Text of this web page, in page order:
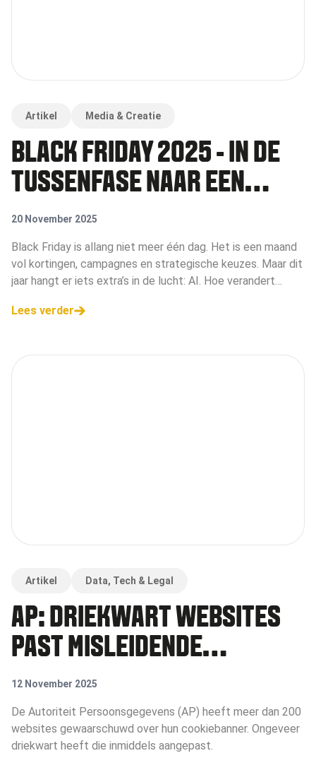
Artikel Media & Creatie
BLACK FRIDAY 2025 - IN DE
TUSSENFASE NAAR EEN
NIEUW ZOEKLANDSCHAP?
20 November 2025
Black Friday is allang niet meer één dag. Het is een maand
vol kortingen, campagnes en strategische keuzes. Maar dit
jaar hangt er iets extra’s in de lucht: AI. Hoe verandert
zoeken en merken adverteren tijdens deze periode?
Lees verder
Artikel Data, Tech & Legal
AP: DRIEKWART WEBSITES
PAST MISLEIDENDE
COOKIEBANNER AAN NA
WAARSCHUWING,
ONDERZOEK GESTART NAAR
12 November 2025
De Autoriteit Persoonsgegevens (AP) heeft meer dan 200
websites gewaarschuwd over hun cookiebanner. Ongeveer
driekwart heeft die inmiddels aangepast.